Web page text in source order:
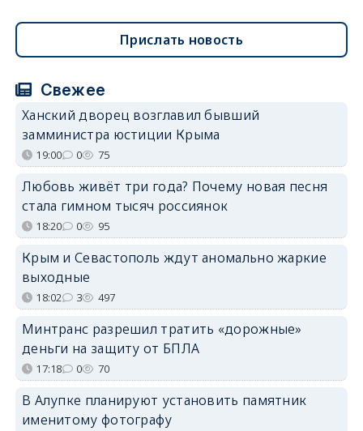
Прислать новость
Свежее
Ханский дворец возглавил бывший
замминистра юстиции Крыма
19:00 0 75
Любовь живёт три года? Почему новая песня
стала гимном тысяч россиянок
18:20 0 95
Крым и Севастополь ждут аномально жаркие
выходные
18:02 3 497
Минтранс разрешил тратить «дорожные»
деньги на защиту от БПЛА
17:18 0 70
В Алупке планируют установить памятник
именитому фотографу